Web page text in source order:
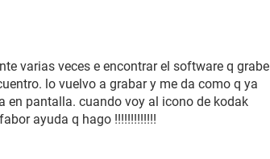
varias veces e encontrar el software q grabe
lo vuelvo a grabar y me da como q ya
en pantalla. cuando voy al icono de kodak
ayuda q hago !!!!!!!!!!!!!